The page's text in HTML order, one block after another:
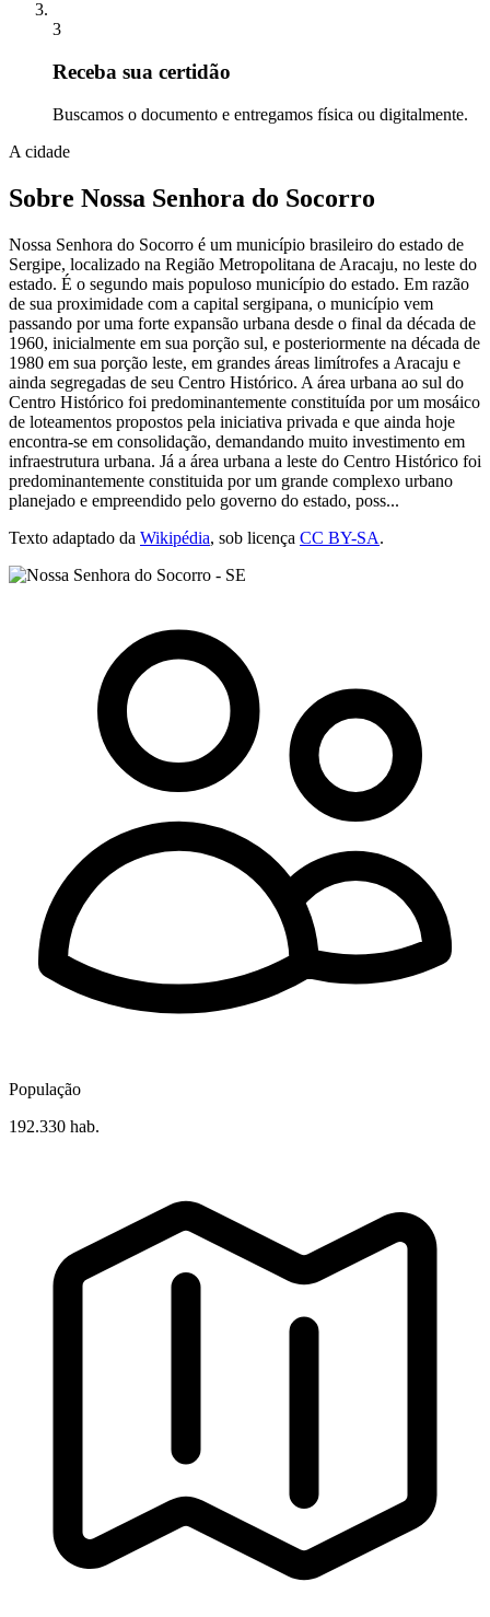
3
Receba sua certidão
Buscamos o documento e entregamos física ou digitalmente.
A cidade
Sobre Nossa Senhora do Socorro
Nossa Senhora do Socorro é um município brasileiro do estado de
Sergipe, localizado na Região Metropolitana de Aracaju, no leste do
estado. É o segundo mais populoso município do estado. Em razão
de sua proximidade com a capital sergipana, o município vem
passando por uma forte expansão urbana desde o final da década de
1960, inicialmente em sua porção sul, e posteriormente na década de
1980 em sua porção leste, em grandes áreas limítrofes a Aracaju e
ainda segregadas de seu Centro Histórico. A área urbana ao sul do
Centro Histórico foi predominantemente constituída por um mosáico
de loteamentos propostos pela iniciativa privada e que ainda hoje
encontra-se em consolidação, demandando muito investimento em
infraestrutura urbana. Já a área urbana a leste do Centro Histórico foi
predominantemente constituida por um grande complexo urbano
planejado e empreendido pelo governo do estado, poss...
Texto adaptado da Wikipédia, sob licença CC BY-SA.
População
192.330 hab.